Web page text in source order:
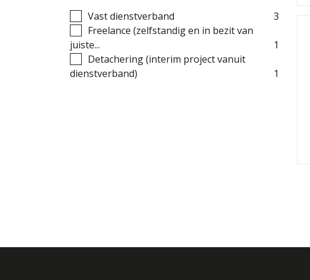
Vast dienstverband
3
Freelance (zelfstandig en in bezit van
juiste...
1
Detachering (interim project vanuit
dienstverband)
1